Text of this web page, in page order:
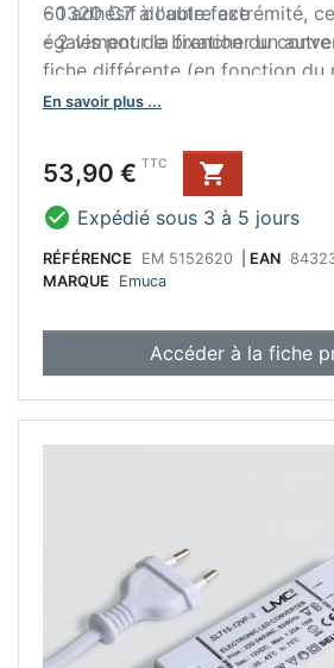
60320 C7 à l'autre extrémité,
également de brancher un
fiche différente (en fonction du
- Conforme à toutes les
interférences électriques et
d'une protection contre la
courts-circuits au niveau du
- Fabriqué en plastique avec
- 1 adhésif double face
- 2 vis pour la fixation du
En savoir plus ...
Prix
53,90 € TTC

 Expédié sous 3 à 5 jours
RÉFÉRENCE EM 5152620 EAN
MARQUE
Emuca
Accéder à la fiche